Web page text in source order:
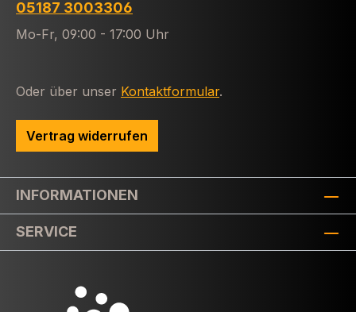
05187 3003306
Mo-Fr, 09:00 - 17:00 Uhr
Oder über unser Kontaktformular.
Vertrag widerrufen
INFORMATIONEN
SERVICE